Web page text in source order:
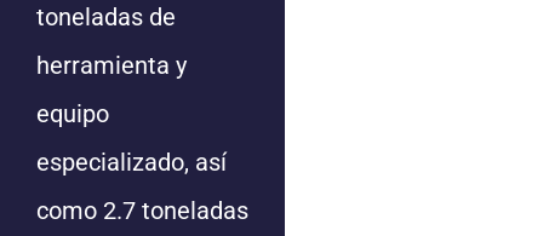
toneladas de
herramienta y
equipo
especializado, así
como 2.7 toneladas